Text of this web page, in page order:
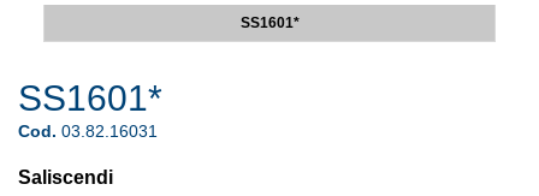
SS1601*
SS1601*
Cod. 03.82.16031
Saliscendi